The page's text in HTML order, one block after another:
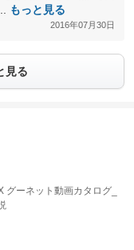
もっと見る
2016年07月30日
見る
グーネット動画カタログ_